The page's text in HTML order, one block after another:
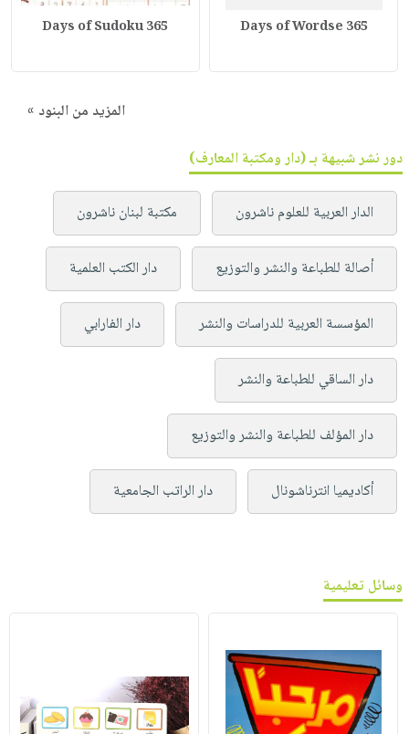
365 Days of Wordse
365 Days of Sudoku
المزيد من البنود »
دور نشر شبيهة بـ (دار ومكتبة المعارف)
الدار العربية للعلوم ناشرون مكتبة لبنان ناشرون
أصالة للطباعة والنشر والتوزيع دار الكتب العلمية
المؤسسة العربية للدراسات والنشر دار الفارابي
دار الساقي للطباعة والنشر
دار المؤلف للطباعة والنشر والتوزيع
أكاديميا انترناشونال دار الراتب الجامعية
وسائل تعليمية